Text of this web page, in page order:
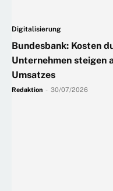
Digitalisierung
Bundesbank: Kosten
Unternehmen steigen
Umsatzes
Redaktion 30/07/2026